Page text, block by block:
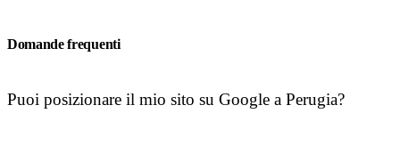
Domande frequenti
Puoi posizionare il mio sito su Google a Perugia?